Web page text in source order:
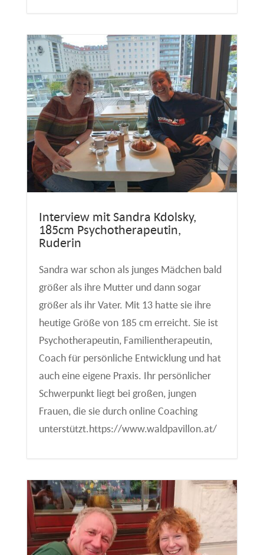
Interview mit Sandra Kdolsky,
185cm Psychotherapeutin,
Ruderin
Sandra war schon als junges Mädchen bald
größer als ihre Mutter und dann sogar
größer als ihr Vater. Mit 13 hatte sie ihre
heutige Größe von 185 cm erreicht. Sie ist
Psychotherapeutin, Familientherapeutin,
Coach für persönliche Entwicklung und hat
auch eine eigene Praxis. Ihr persönlicher
Schwerpunkt liegt bei großen, jungen
Frauen, die sie durch online Coaching
unterstützt.https://www.waldpavillon.at/